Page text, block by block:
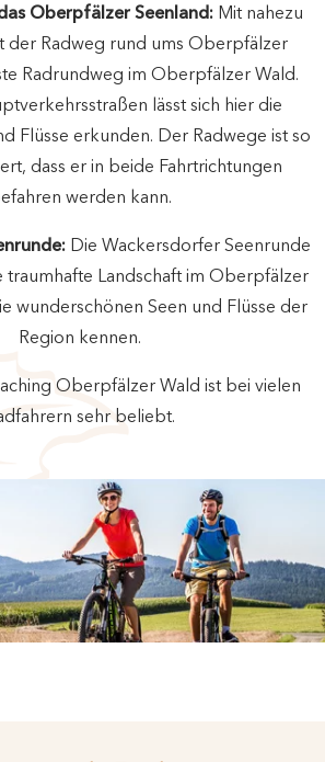
Oberpfälzer Seenland: Mit nahezu
der Radweg rund ums Oberpfälzer
Radrundweg im Oberpfälzer Wald.
lässt sich hier die
Flüsse erkunden. Der Radwege ist so
dass er in beide Fahrtrichtungen
werden kann.
Die Wackersdorfer Seenrunde
traumhafte Landschaft im Oberpfälzer
wunderschönen Seen und Flüsse der
Region kennen.
Oberpfälzer Wald ist bei vielen
sehr beliebt.